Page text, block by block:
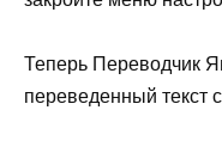
Теперь Переводчик
переведенный текст